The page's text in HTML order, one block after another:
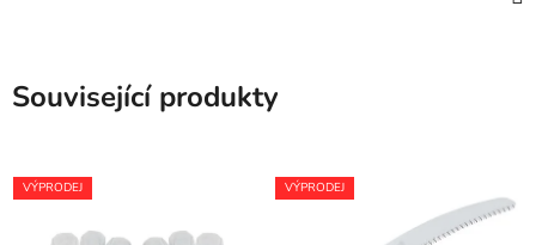
Související produkty
VÝPRODEJ VÝPRODEJ